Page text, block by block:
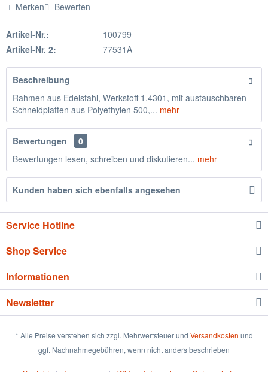
Merken Bewerten
Artikel-Nr.:
100799
Artikel-Nr. 2:
77531A
Beschreibung
Rahmen aus Edelstahl, Werkstoff 1.4301, mit austauschbaren
Schneidplatten aus Polyethylen 500,... mehr
Bewertungen
0
Bewertungen lesen, schreiben und diskutieren... mehr
Kunden haben sich ebenfalls angesehen
Service Hotline
Shop Service
Informationen
Newsletter
* Alle Preise verstehen sich zzgl. Mehrwertsteuer und Versandkosten und
ggf. Nachnahmegebühren, wenn nicht anders beschrieben